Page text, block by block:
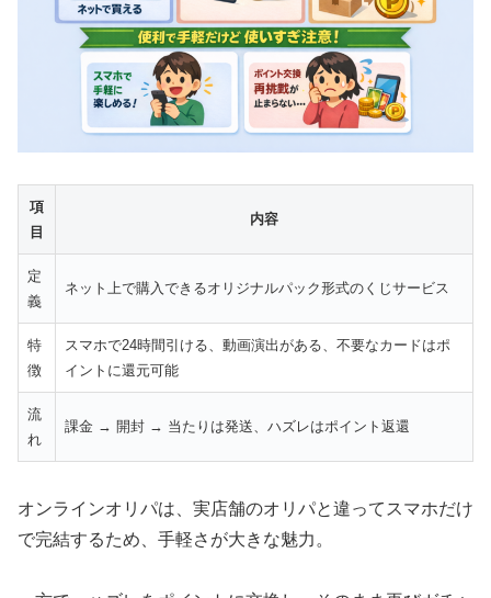
項
目
内容
定
義
ネット上で購入できるオリジナルパック形式のくじサービス
特
徴
スマホで24時間引ける、動画演出がある、不要なカードはポ
イントに還元可能
流
れ
課金 → 開封 → 当たりは発送、ハズレはポイント返還
オンラインオリパは、実店舗のオリパと違ってスマホだけ
で完結するため、手軽さが大きな魅力。